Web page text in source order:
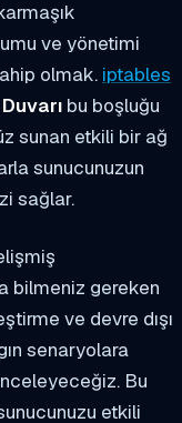
ve yönetimi
olmak. iptables
bu boşluğu
sunan etkili bir ağ
sunucunuzun
sağlar.
bilmeniz gereken
ve devre dışı
senaryolara
Bu
etkili